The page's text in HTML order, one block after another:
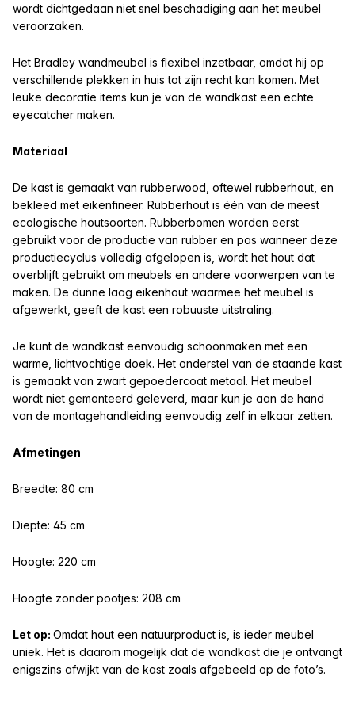
wordt dichtgedaan niet snel beschadiging aan het meubel
veroorzaken.
Het Bradley wandmeubel is flexibel inzetbaar, omdat hij op
verschillende plekken in huis tot zijn recht kan komen. Met
leuke decoratie items kun je van de wandkast een echte
eyecatcher maken.
Materiaal
De kast is gemaakt van rubberwood, oftewel rubberhout, en
bekleed met eikenfineer. Rubberhout is één van de meest
ecologische houtsoorten. Rubberbomen worden eerst
gebruikt voor de productie van rubber en pas wanneer deze
productiecyclus volledig afgelopen is, wordt het hout dat
overblijft gebruikt om meubels en andere voorwerpen van te
maken. De dunne laag eikenhout waarmee het meubel is
afgewerkt, geeft de kast een robuuste uitstraling.
Je kunt de wandkast eenvoudig schoonmaken met een
warme, lichtvochtige doek. Het onderstel van de staande kast
is gemaakt van zwart gepoedercoat metaal. Het meubel
wordt niet gemonteerd geleverd, maar kun je aan de hand
van de montagehandleiding eenvoudig zelf in elkaar zetten.
Afmetingen
Breedte: 80 cm
Diepte: 45 cm
Hoogte: 220 cm
Hoogte zonder pootjes: 208 cm
Let op: Omdat hout een natuurproduct is, is ieder meubel
uniek. Het is daarom mogelijk dat de wandkast die je ontvangt
enigszins afwijkt van de kast zoals afgebeeld op de foto’s.